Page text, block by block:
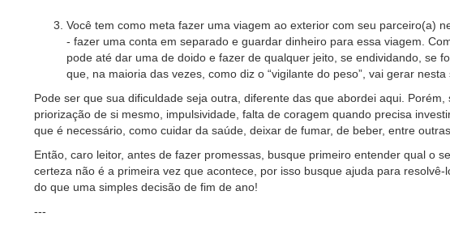
Você tem como meta fazer uma viagem ao exterior com seu parceiro(a)
- fazer uma conta em separado e guardar dinheiro para essa viagem.
pode até dar uma de doido e fazer de qualquer jeito, se endividando, se
que, na maioria das vezes, como diz o “vigilante do peso”, vai gerar
Pode ser que sua dificuldade seja outra, diferente das que abordei aqui.
priorização de si mesmo, impulsividade, falta de coragem quando precisa
que é necessário, como cuidar da saúde, deixar de fumar, de beber, entre
Então, caro leitor, antes de fazer promessas, busque primeiro entender qual o
certeza não é a primeira vez que acontece, por isso busque ajuda para
do que uma simples decisão de fim de ano!
---